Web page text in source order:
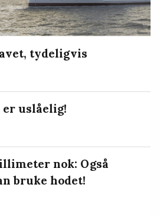
tydeligvis
uslåelig!
nok: Også
bruke hodet!